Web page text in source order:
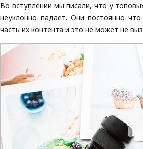
Во вступлении мы писали, что у
неуклонно падает. Они постоянно
часть их контента и это не может не